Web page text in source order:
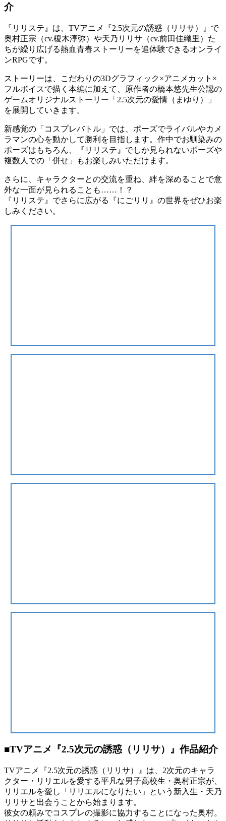
介
『リリステ』は、TVアニメ『2.5次元の誘惑（リリサ）』で
奥村正宗（cv.榎木淳弥）や天乃リリサ（cv.前田佳織里）た
ちが繰り広げる熱血青春ストーリーを追体験できるオンライ
ンRPGです。
ストーリーは、こだわりの3Dグラフィック×アニメカット×
フルボイスで描く本編に加えて、原作者の橋本悠先生公認の
ゲームオリジナルストーリー「2.5次元の愛情（まゆり）」
を展開していきます。
新感覚の「コスプレバトル」では、ポーズでライバルやカメ
ラマンの心を動かして勝利を目指します。作中でお馴染みの
ポーズはもちろん、『リリステ』でしか見られないポーズや
複数人での「併せ」もお楽しみいただけます。
さらに、キャラクターとの交流を重ね、絆を深めることで意
外な一面が見られることも……！？
『リリステ』でさらに広がる『にごリリ』の世界をぜひお楽
しみください。
■TVアニメ『2.5次元の誘惑（リリサ）』作品紹介
TVアニメ『2.5次元の誘惑（リリサ）』は、2次元のキャラ
クター・リリエルを愛する平凡な男子高校生・奥村正宗が、
リリエルを愛し「リリエルになりたい」という新入生・天乃
リリサと出会うことから始まります。
彼女の頼みでコスプレの撮影に協力することになった奥村。